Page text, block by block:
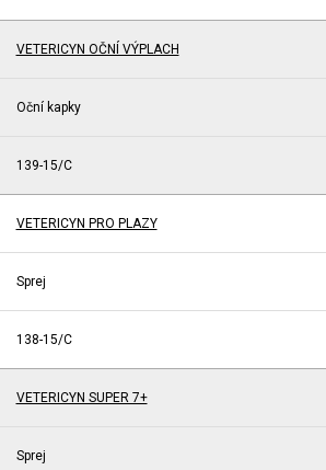
VETERICYN OČNÍ VÝPLACH
Oční kapky
139-15/C
VETERICYN PRO PLAZY
Sprej
138-15/C
VETERICYN SUPER 7+
Sprej